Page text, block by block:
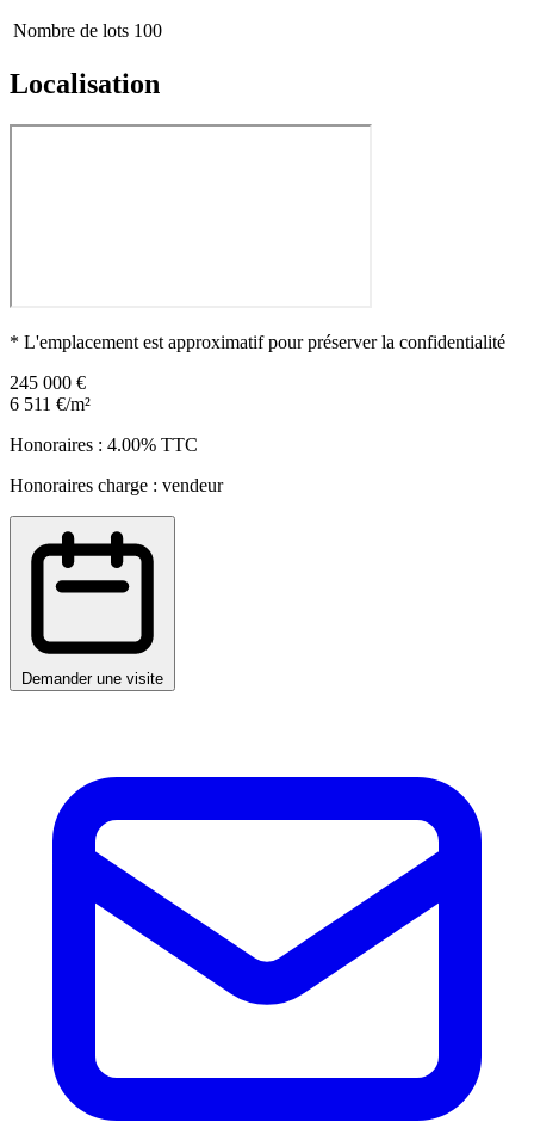
Nombre de lots 100
Localisation
* L'emplacement est approximatif pour préserver la confidentialité
245 000 €
6 511 €/m²
Honoraires : 4.00% TTC
Honoraires charge : vendeur
Demander une visite